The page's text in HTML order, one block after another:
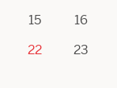
15
16
22
23